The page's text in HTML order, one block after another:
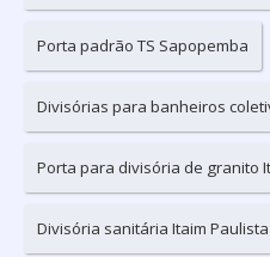
Porta padrão TS Sapopemba
Divisórias para banheiros
Porta para divisória de granito
Divisória sanitária Itaim Paulista